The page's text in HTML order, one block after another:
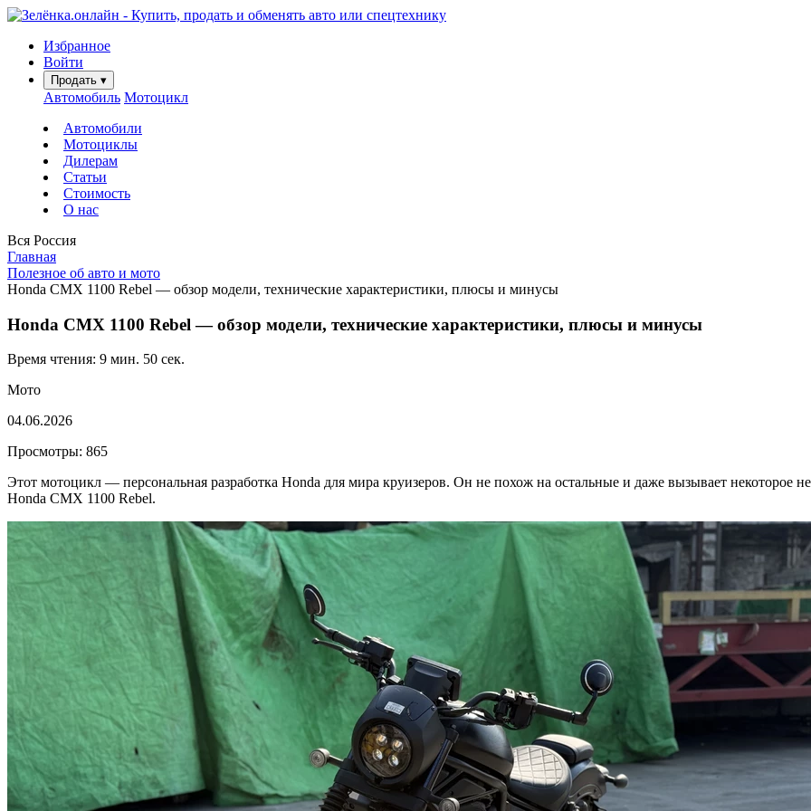
Избранное
Войти
Продать ▾
Автомобиль Мотоцикл
Автомобили
Мотоциклы
Дилерам
Статьи
Стоимость
О нас
Вся Россия
Главная
Полезное об авто и мото
Honda CMX 1100 Rebel — обзор модели, технические характеристики, плюсы и минусы
Honda CMX 1100 Rebel — обзор модели, технические характеристики, плюсы и минусы
Время чтения: 9 мин. 50 сек.
Мото
04.06.2026
Просмотры: 865
Этот мотоцикл — персональная разработка Honda для мира круизеров. Он не похож на остальные и даже вызывает некоторое
Honda CMX 1100 Rebel.